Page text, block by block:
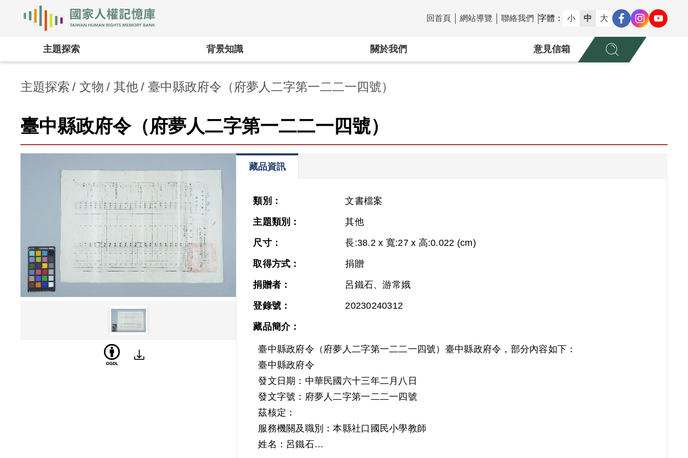
:::
回首頁 網站導覽 聯絡我們 字體： 小 中 大
主題探索 背景知識 關於我們 意見信箱
主題探索 文物 其他 臺中縣政府令（府夢人二字第一二二一四號）
臺中縣政府令（府夢人二字第一二二一四號）
藏品資訊
類別： 文書檔案
主題類別： 其他
尺寸： 長:38.2 x 寬:27 x 高:0.022 (cm)
取得方式： 捐贈
捐贈者： 呂鐵石、游常娥
登錄號： 20230240312
藏品簡介：
臺中縣政府令（府夢人二字第一二二一四號）臺中縣政府令，部分內容如下：
臺中縣政府令
發文日期：中華民國六十三年二月八日
發文字號：府夢人二字第一二二一四號
茲核定：
服務機關及職別：本縣社口國民小學教師
姓名：呂鐵石